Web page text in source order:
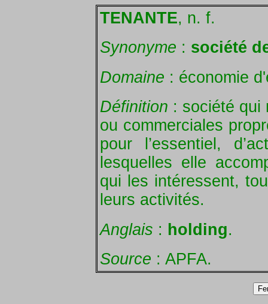
TENANTE, n. f.
Synonyme : société
Domaine : économie
Définition : société qui
ou commerciales
pour l’essentiel,
lesquelles elle
qui les intéressent,
leurs activités.
Anglais : holding.
Source : APFA.